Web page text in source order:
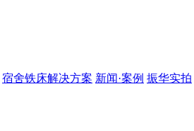
宿舍铁床解决方案 新闻·案例 振华实拍